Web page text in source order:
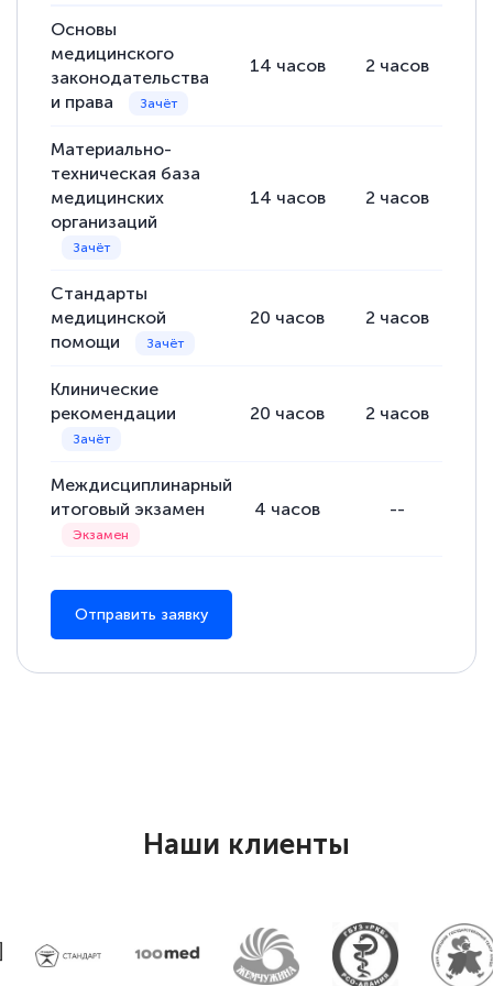
повышения квалификации "Эксперт ЕГЭ по
русскому языку и литературе". Много
полезных материалов помогли
книги, методические рекомендации,
статьи. Времени на подготовку
достаточно. Курс помогает пройти
аттестацию в школе. Спасибо!
Евгения Коротких
12 марта 2026
вежливое сопровождение! Всё чётко и
понятно! Проходила повышение
специальности «Тренер-преподаватель
по тяжелой атлетике»! Хочется
специалисты, ответили на все
Основы
медицинского
законодательства
и права
14 часов 2 часов
Материально-
техническая база
медицинских
организаций
14 часов 2 часов
Стандарты
медицинской
помощи
20 часов 2 часов
Клинические
рекомендации
20 часов 2 часов
Междисциплинарный
итоговый экзамен
4 часов --
Отправить заявку
Наши клиенты